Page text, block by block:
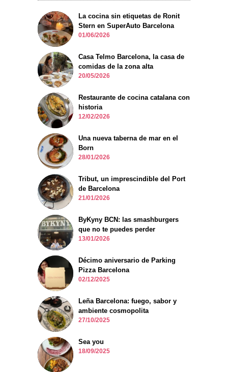
La cocina sin etiquetas de Ronit
Stern en SuperAuto Barcelona
01/06/2026
Casa Telmo Barcelona, la casa de
comidas de la zona alta
20/05/2026
Restaurante de cocina catalana con
historia
12/02/2026
Una nueva taberna de mar en el
Born
28/01/2026
Tribut, un imprescindible del Port
de Barcelona
21/01/2026
ByKyny BCN: las smashburgers
que no te puedes perder
13/01/2026
Décimo aniversario de Parking
Pizza Barcelona
02/12/2025
Leña Barcelona: fuego, sabor y
ambiente cosmopolita
27/10/2025
Sea you
18/09/2025